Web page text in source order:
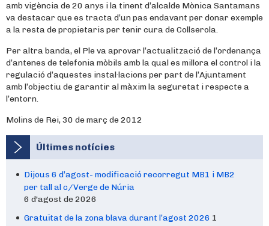
amb vigència de 20 anys i la tinent d’alcalde Mònica Santamans
va destacar que es tracta d’un pas endavant per donar exemple
a la resta de propietaris per tenir cura de Collserola.
Per altra banda, el Ple va aprovar l’actualització de l’ordenança
d’antenes de telefonia mòbils amb la qual es millora el control i la
regulació d’aquestes instal·lacions per part de l’Ajuntament
amb l’objectiu de garantir al màxim la seguretat i respecte a
l’entorn.
Molins de Rei, 30 de març de 2012
Últimes notícies
Dijous 6 d’agost- modificació recorregut MB1 i MB2
per tall al c/Verge de Núria
6 d'agost de 2026
Gratuïtat de la zona blava durant l’agost 2026 1